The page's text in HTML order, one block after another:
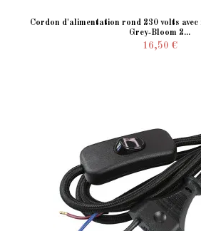
Cordon d'alimentation rond 230 volts
Grey‑Bloom 2...
16,50 €